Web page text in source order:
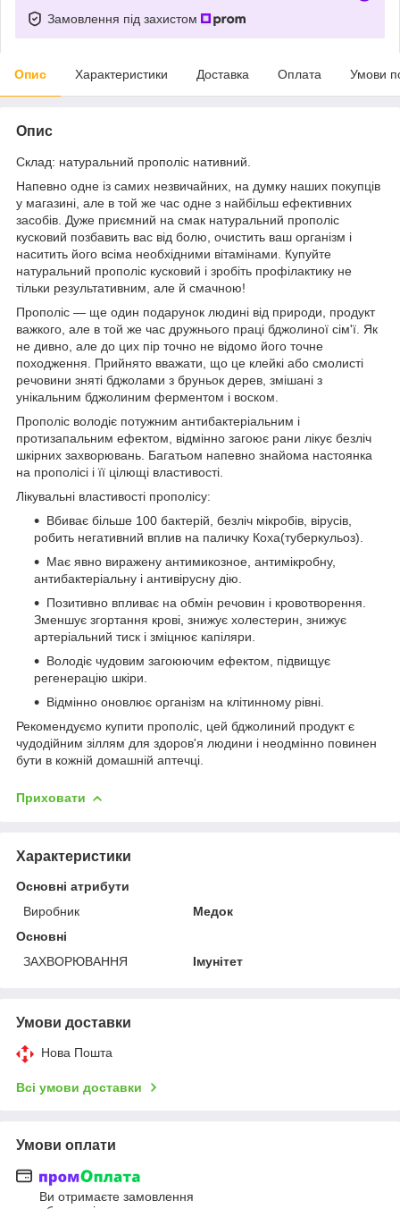
Замовлення під захистом
Опис Характеристики Доставка Оплата Умови
Опис
Склад: натуральний прополіс нативний.
Напевно одне із самих незвичайних, на думку наших покупців
у магазині, але в той же час одне з найбільш ефективних
засобів. Дуже приємний на смак натуральний прополіс
кусковий позбавить вас від болю, очистить ваш організм і
наситить його всіма необхідними вітамінами. Купуйте
натуральний прополіс кусковий і зробіть профілактику не
тільки результативним, але й смачною!
Прополіс — ще один подарунок людині від природи, продукт
важкого, але в той же час дружнього праці бджолиної сім'ї. Як
не дивно, але до цих пір точно не відомо його точне
походження. Прийнято вважати, що це клейкі або смолисті
речовини зняті бджолами з бруньок дерев, змішані з
унікальним бджолиним ферментом і воском.
Прополіс володіє потужним антибактеріальним і
протизапальним ефектом, відмінно загоює рани лікує безліч
шкірних захворювань. Багатьом напевно знайома настоянка
на прополісі і її цілющі властивості.
Лікувальні властивості прополісу:
Вбиває більше 100 бактерій, безліч мікробів, вірусів,
робить негативний вплив на паличку Коха(туберкульоз).
Має явно виражену антимикозное, антимікробну,
антибактеріальну і антивірусну дію.
Позитивно впливає на обмін речовин і кровотворення.
Зменшує згортання крові, знижує холестерин, знижує
артеріальний тиск і зміцнює капіляри.
Володіє чудовим загоюючим ефектом, підвищує
регенерацію шкіри.
Відмінно оновлює організм на клітинному рівні.
Рекомендуємо купити прополіс, цей бджолиний продукт є
чудодійним зіллям для здоров'я людини і неодмінно повинен
бути в кожній домашній аптечці.
Приховати
Характеристики
Основні атрибути
Виробник
Медок
Основні
ЗАХВОРЮВАННЯ
Імунітет
Умови доставки
Нова Пошта
Всі умови доставки
Умови оплати
Ви отримаєте замовлення